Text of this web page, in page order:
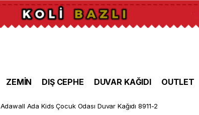
ZEMİN DIŞ CEPHE DUVAR KAĞIDI OUTLET
Adawall Ada Kids Çocuk Odası Duvar Kağıdı 8911-2